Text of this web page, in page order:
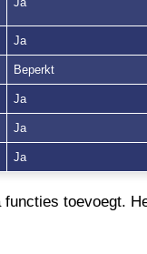
Ja
Beperkt
Ja
Ja
Ja
toevoegt.